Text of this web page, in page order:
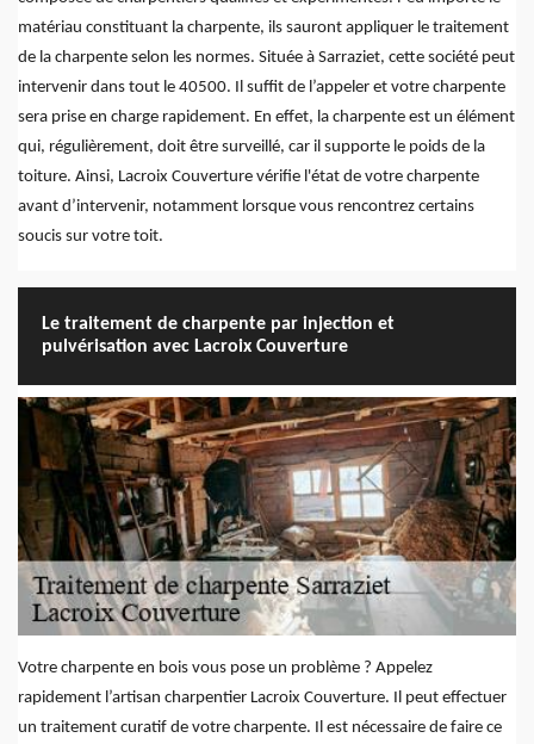
matériau constituant la charpente, ils sauront appliquer le traitement
de la charpente selon les normes. Située à Sarraziet, cette société peut
intervenir dans tout le 40500. Il suffit de l’appeler et votre charpente
sera prise en charge rapidement. En effet, la charpente est un élément
qui, régulièrement, doit être surveillé, car il supporte le poids de la
toiture. Ainsi, Lacroix Couverture vérifie l'état de votre charpente
avant d’intervenir, notamment lorsque vous rencontrez certains
soucis sur votre toit.
Le traitement de charpente par injection et
pulvérisation avec Lacroix Couverture
Votre charpente en bois vous pose un problème ? Appelez
rapidement l’artisan charpentier Lacroix Couverture. Il peut effectuer
un traitement curatif de votre charpente. Il est nécessaire de faire ce